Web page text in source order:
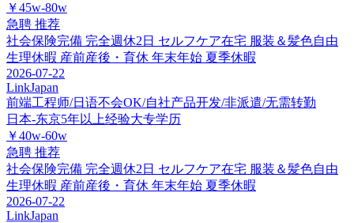
￥45w-80w
急聘 推荐
社会保険完備 完全週休2日 セルフケア在宅 服装＆髪色自由
生理休暇 産前産後・育休 年末年始 夏季休暇
2026-07-22
LinkJapan
前端工程师/日语不会OK/自社产品开发/非派遣/无需转勤
日本-东京5年以上经验大专学历
￥40w-60w
急聘 推荐
社会保険完備 完全週休2日 セルフケア在宅 服装＆髪色自由
生理休暇 産前産後・育休 年末年始 夏季休暇
2026-07-22
LinkJapan